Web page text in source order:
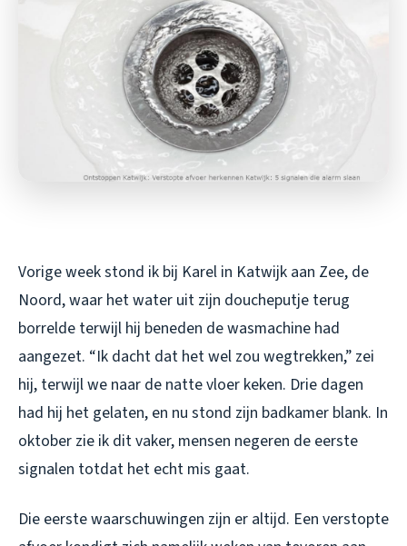
Vorige week stond ik bij Karel in Katwijk aan Zee, de
Noord, waar het water uit zijn doucheputje terug
borrelde terwijl hij beneden de wasmachine had
aangezet. “Ik dacht dat het wel zou wegtrekken,” zei
hij, terwijl we naar de natte vloer keken. Drie dagen
had hij het gelaten, en nu stond zijn badkamer blank. In
oktober zie ik dit vaker, mensen negeren de eerste
signalen totdat het echt mis gaat.
Die eerste waarschuwingen zijn er altijd. Een verstopte